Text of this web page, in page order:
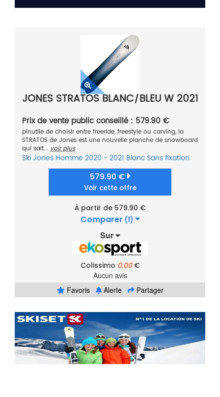
JONES STRATOS BLANC/BLEU W 2021
Prix de vente public conseillé : 579.90 €
pInutile de choisir entre freeride, freestyle ou carving, la
STRATOS de Jones est une nouvelle planche de snowboard
qui sait... voir plus
SkiJones Homme 2020 - 2021 Blanc Sans fixation
579.90 €
Voir cette offre
À partir de 579.90 €
Comparer (1)
Sur
Colissimo 0.00€
Aucun avis
Favoris
Alerte Partager